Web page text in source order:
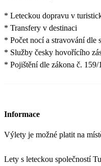
* Leteckou dopravu v
* Transfery v destinaci
* Počet nocí a stravování dle
* Služby česky hovořícího
* Pojištění dle zákona č. 159/
Informace
Výlety je možné platit na
Lety s leteckou společností